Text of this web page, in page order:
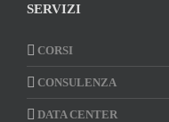
SERVIZI
CORSI
CONSULENZA
DATA CENTER